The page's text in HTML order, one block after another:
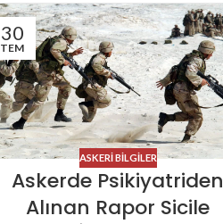
30
TEM
ASKERI BILGILER
Askerde Psikiyatriden
Alınan Rapor Sicile